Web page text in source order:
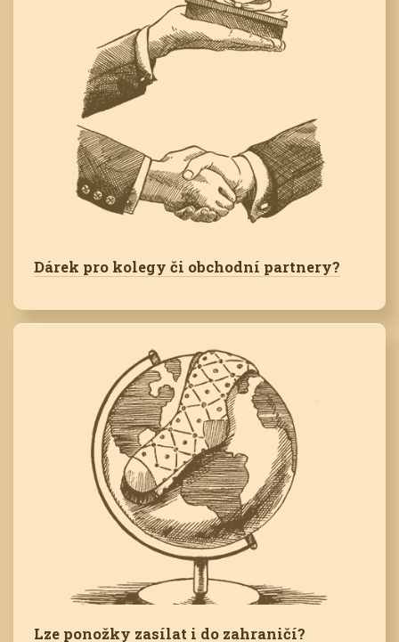
Dárek pro kolegy či obchodní partnery?
Lze ponožky zasílat i do zahraničí?